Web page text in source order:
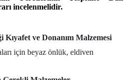
incelenmelidir.
ve Donanım Malzemesi
için beyaz önlük, eldiven